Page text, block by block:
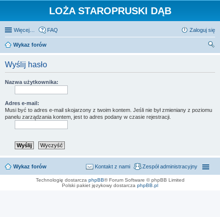
LOŻA STAROPRUSKI DĄB
Więcej… FAQ Zaloguj się
Wykaz forów
Wyślij hasło
Nazwa użytkownika:
Adres e-mail:
Musi być to adres e-mail skojarzony z twoim kontem. Jeśli nie był zmieniany z poziomu
panelu zarządzania kontem, jest to adres podany w czasie rejestracji.
Wykaz forów Zespół administracyjny
Kontakt z nami
Technologię dostarcza phpBB® Forum Software © phpBB Limited
Polski pakiet językowy dostarcza phpBB.pl